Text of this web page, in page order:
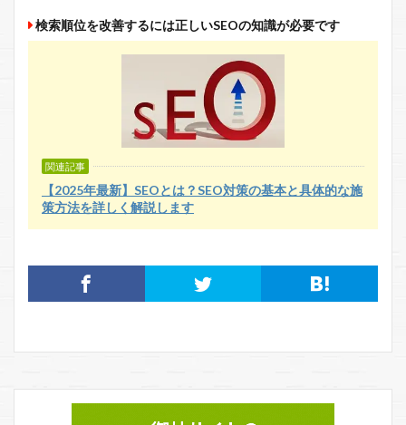
検索順位を改善するには正しいSEOの知識が必要です
関連記事
【2025年最新】SEOとは？SEO対策の基本と具体的な施
策方法を詳しく解説します